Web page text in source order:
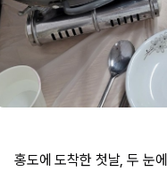
홍도에 도착한 첫날, 두 눈